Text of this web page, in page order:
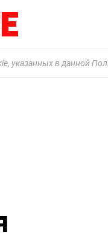
указанных в данной